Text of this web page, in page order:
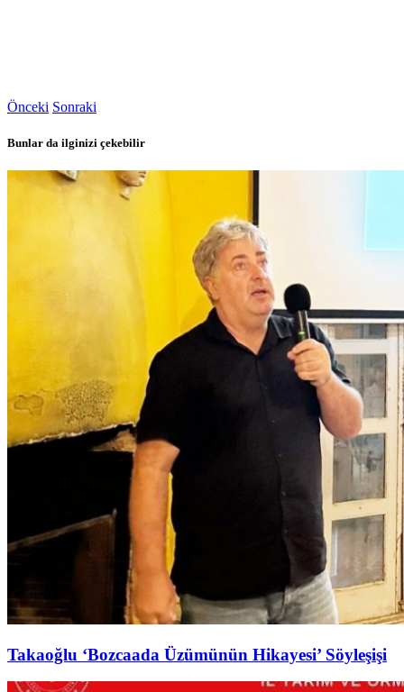
Önceki Sonraki
Bunlar da ilginizi çekebilir
Takaoğlu ‘Bozcaada Üzümünün Hikayesi’ Söyleşişi